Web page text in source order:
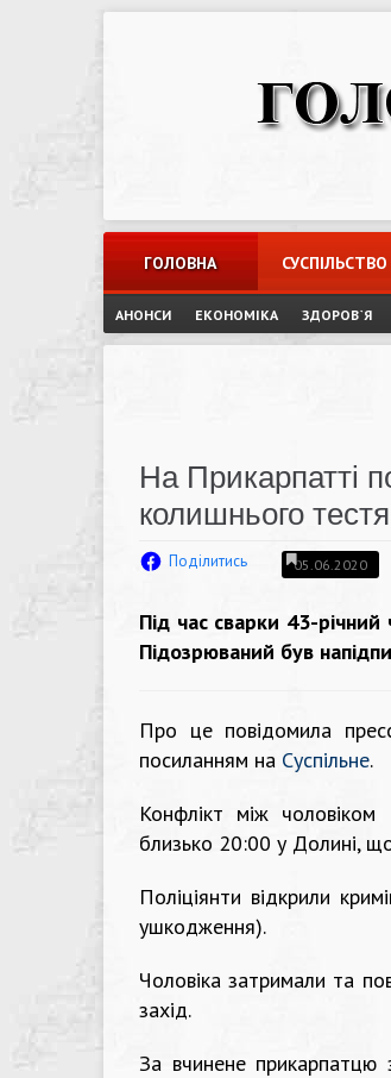
ГОЛОВНА СУСПІЛЬСТВО
АНОНСИ ЕКОНОМІКА ЗДОРОВ`Я
На Прикарпатті
колишнього тестя
Поділитись 05.06.2020
Під час сварки 43-
Підозрюваний був
Про це повідомила
посиланням на Суспільне.
Конфлікт між
близько 20:00 у Долині,
Поліціянти відкрили
ушкодження).
Чоловіка затримали та
захід.
За вчинене прикарпатцю